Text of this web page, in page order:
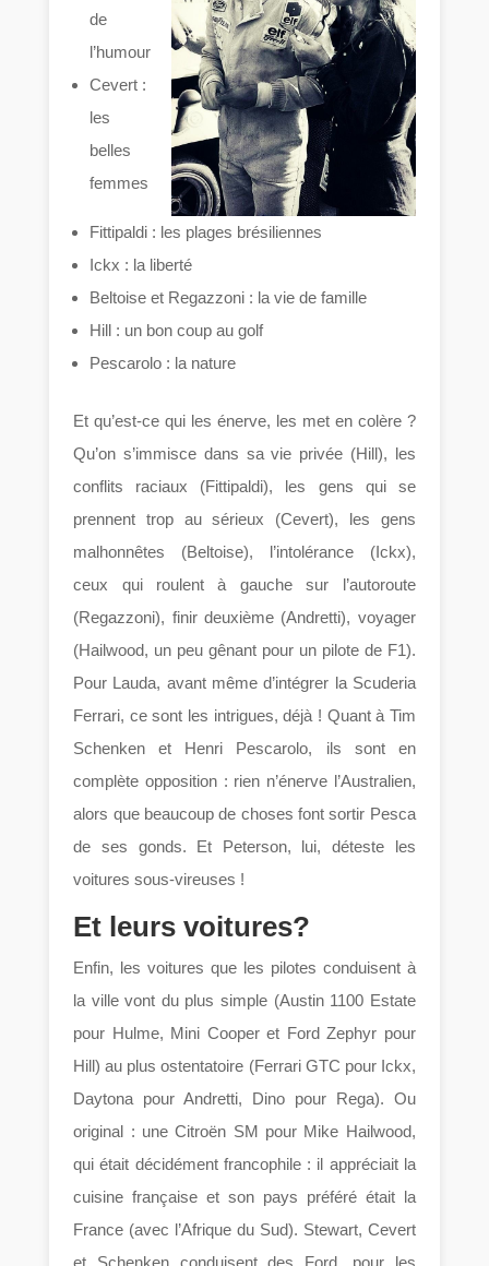
de
l’humour
Cevert :
les
belles
femmes
Fittipaldi : les plages brésiliennes
Ickx : la liberté
Beltoise et Regazzoni : la vie de famille
Hill : un bon coup au golf
Pescarolo : la nature
Et qu’est-ce qui les énerve, les met en colère ?
Qu’on s’immisce dans sa vie privée (Hill), les
conflits raciaux (Fittipaldi), les gens qui se
prennent trop au sérieux (Cevert), les gens
malhonnêtes (Beltoise), l’intolérance (Ickx),
ceux qui roulent à gauche sur l’autoroute
(Regazzoni), finir deuxième (Andretti), voyager
(Hailwood, un peu gênant pour un pilote de F1).
Pour Lauda, avant même d’intégrer la Scuderia
Ferrari, ce sont les intrigues, déjà ! Quant à Tim
Schenken et Henri Pescarolo, ils sont en
complète opposition : rien n’énerve l’Australien,
alors que beaucoup de choses font sortir Pesca
de ses gonds. Et Peterson, lui, déteste les
voitures sous-vireuses !
Et leurs voitures?
Enfin, les voitures que les pilotes conduisent à
la ville vont du plus simple (Austin 1100 Estate
pour Hulme, Mini Cooper et Ford Zephyr pour
Hill) au plus ostentatoire (Ferrari GTC pour Ickx,
Daytona pour Andretti, Dino pour Rega). Ou
original : une Citroën SM pour Mike Hailwood,
qui était décidément francophile : il appréciait la
cuisine française et son pays préféré était la
France (avec l’Afrique du Sud). Stewart, Cevert
et Schenken conduisent des Ford, pour les